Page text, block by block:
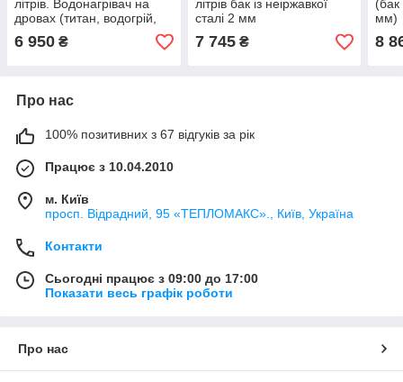
літрів. Водонагрівач на
дровах (титан, водогрій,
водонагрівальна колонка).
6 950 ₴
літрів бак із неіржавкої
сталі 2 мм
7 745₴
(бак
мм)
8
Про нас
100% позитивних з 67 відгуків за рік
Працює з 10.04.2010
м. Київ
просп. Відрадний, 95 «ТЕПЛОМАКС»., Київ, Україна
Контакти
Сьогодні працює з 09:00 до 17:00
Показати весь графік роботи
Про нас